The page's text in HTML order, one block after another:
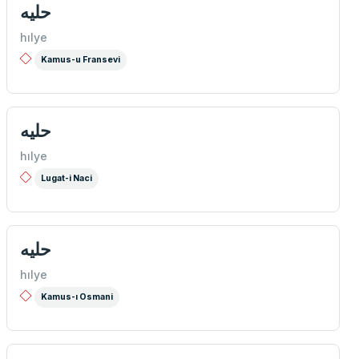
حلیه
hılye
Kamus-u Fransevi
حليه
hılye
Lugat-i Naci
حليه
hılye
Kamus-ı Osmani